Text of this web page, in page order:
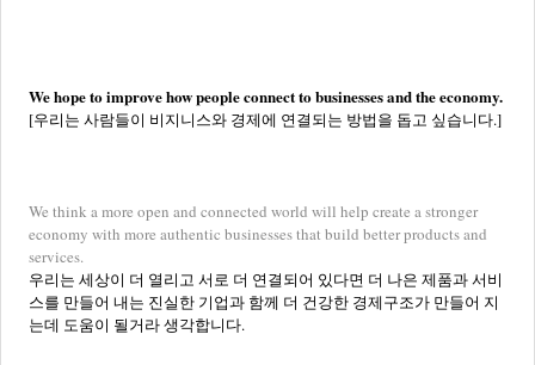
We hope to improve how people connect to businesses and the economy.
[우리는 사람들이 비지니스와 경제에 연결되는 방법을 돕고 싶습니다.]
We think a more open and connected world will help create a stronger
economy with more authentic businesses that build better products and
services.
우리는 세상이 더 열리고 서로 더 연결되어 있다면 더 나은 제품과 서비
스를 만들어 내는 진실한 기업과 함께 더 건강한 경제구조가 만들어 지
는데 도움이 될거라 생각합니다.